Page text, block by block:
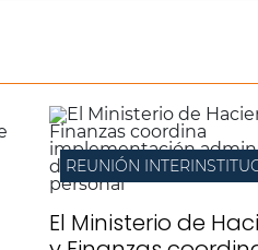
El Ministerio de